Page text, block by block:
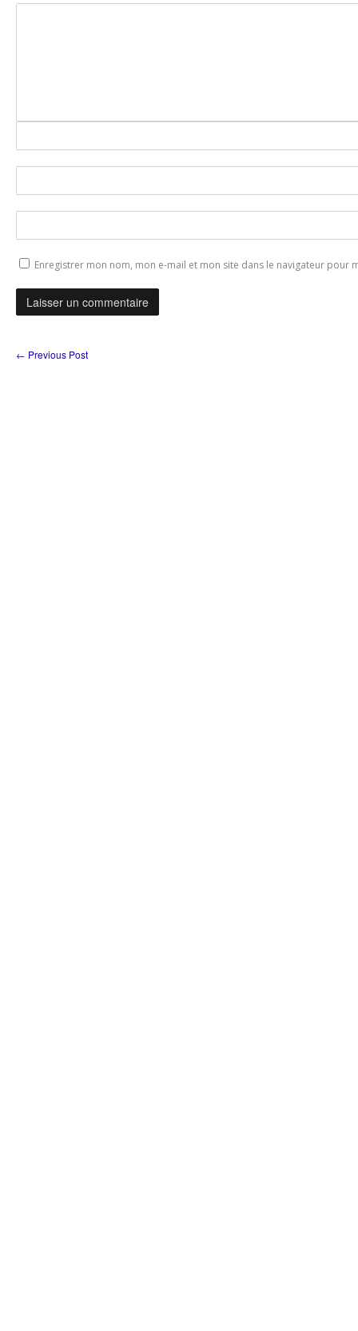
Enregistrer mon nom, mon e-mail et mon site dans le navigateur pour
← Previous Post